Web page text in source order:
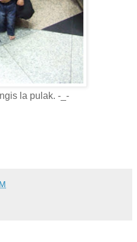
la pulak. -_-